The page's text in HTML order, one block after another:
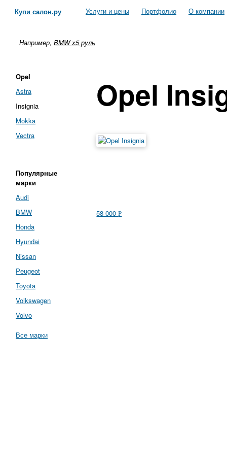
Купи салон.ру Услуги и цены Портфолио О компании
Например, BMW x5 руль
Opel
Astra
Insignia
Mokka
Vectra
Популярные
марки
Audi
BMW
Honda
Hyundai
Nissan
Peugeot
Toyota
Volkswagen
Volvo
Все марки
Opel
58 000Р